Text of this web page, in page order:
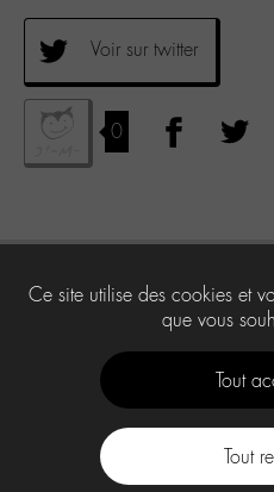
Voir sur twitter
0
Ce site utilise des cookies et
que vous
Tout
Tout